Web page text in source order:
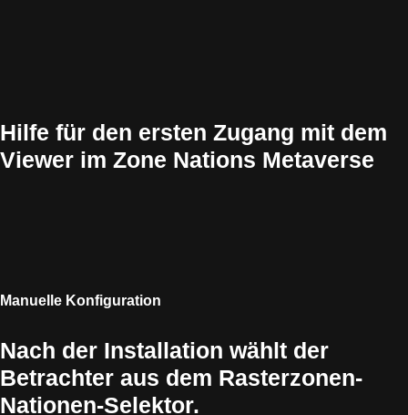
Hilfe für den ersten Zugang mit dem
Viewer im Zone Nations Metaverse
Manuelle Konfiguration
Nach der Installation wählt der
Betrachter aus dem Rasterzonen-
Nationen-Selektor.